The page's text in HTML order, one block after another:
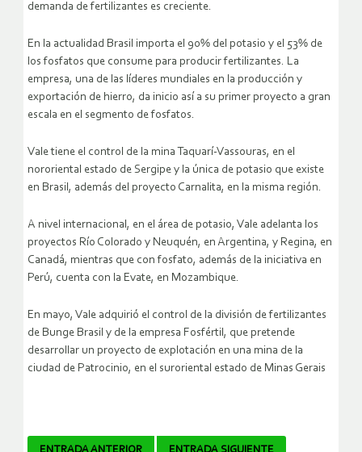
demanda de fertilizantes es creciente.
En la actualidad Brasil importa el 90% del potasio y el 53% de
los fosfatos que consume para producir fertilizantes. La
empresa, una de las líderes mundiales en la producción y
exportación de hierro, da inicio así a su primer proyecto a gran
escala en el segmento de fosfatos.
Vale tiene el control de la mina Taquarí-Vassouras, en el
nororiental estado de Sergipe y la única de potasio que existe
en Brasil, además del proyecto Carnalita, en la misma región.
A nivel internacional, en el área de potasio, Vale adelanta los
proyectos Río Colorado y Neuquén, en Argentina, y Regina, en
Canadá, mientras que con fosfato, además de la iniciativa en
Perú, cuenta con la Evate, en Mozambique.
En mayo, Vale adquirió el control de la división de fertilizantes
de Bunge Brasil y de la empresa Fosfértil, que pretende
desarrollar un proyecto de explotación en una mina de la
ciudad de Patrocinio, en el suroriental estado de Minas Gerais